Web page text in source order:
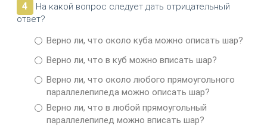
4
На какой вопрос следует дать отрицательный
ответ?
Верно ли, что около куба можно описать шар?
Верно ли, что в куб можно вписать шар?
Верно ли, что около любого прямоугольного
параллелепипеда можно описать шар?
Верно ли, что в любой прямоугольный
параллелепипед можно вписать шар?